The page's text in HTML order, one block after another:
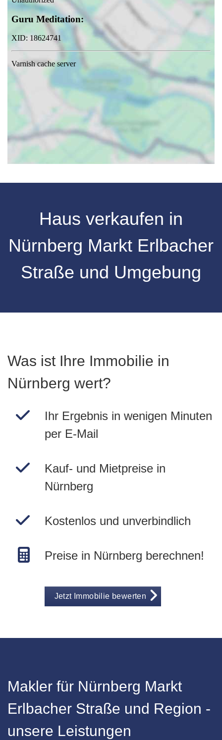
Haus verkaufen in
Nürnberg Markt Erlbacher
Straße und Umgebung
Was ist Ihre Immobilie in
Nürnberg wert?
Ihr Ergebnis in wenigen Minuten
per E-Mail
Kauf- und Mietpreise in
Nürnberg
Kostenlos und unverbindlich
Preise in Nürnberg berechnen!
Jetzt Immobilie bewerten
Makler für Nürnberg Markt
Erlbacher Straße und Region -
unsere Leistungen